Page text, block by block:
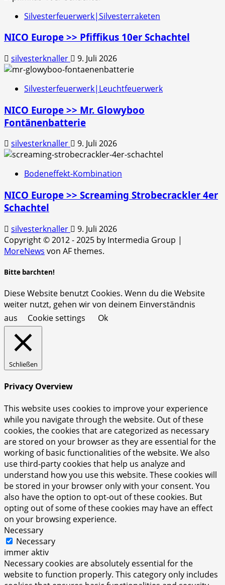
Silvesterfeuerwerk|Silvesterraketen
NICO Europe >> Pfiffikus 10er Schachtel
silvesterknaller 9. Juli 2026
Silvesterfeuerwerk|Leuchtfeuerwerk
NICO Europe >> Mr. Glowyboo
Fontänenbatterie
silvesterknaller 9. Juli 2026
Bodeneffekt-Kombination
NICO Europe >> Screaming Strobecrackler 4er
Schachtel
silvesterknaller
9. Juli 2026
Copyright © 2012 - 2025 by Intermedia Group |
MoreNews von AF themes.
Bitte barchten!
Diese Website benutzt Cookies. Wenn du die Website
weiter nutzt, gehen wir von deinem Einverständnis
aus
Cookie settings Ok
Schließen
Privacy Overview
This website uses cookies to improve your experience
while you navigate through the website. Out of these
cookies, the cookies that are categorized as necessary
are stored on your browser as they are essential for the
working of basic functionalities of the website. We also
use third-party cookies that help us analyze and
understand how you use this website. These cookies will
be stored in your browser only with your consent. You
also have the option to opt-out of these cookies. But
opting out of some of these cookies may have an effect
on your browsing experience.
Necessary
Necessary
immer aktiv
Necessary cookies are absolutely essential for the
website to function properly. This category only includes